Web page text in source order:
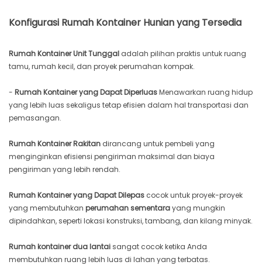
Konfigurasi Rumah Kontainer Hunian yang Tersedia
Rumah Kontainer Unit Tunggal adalah pilihan praktis untuk ruang
tamu, rumah kecil, dan proyek perumahan kompak.
- Rumah Kontainer yang Dapat DiperluasMenawarkan ruang hidup
yang lebih luas sekaligus tetap efisien dalam hal transportasi dan
pemasangan.
Rumah Kontainer Rakitan dirancang untuk pembeli yang
menginginkan efisiensi pengiriman maksimal dan biaya
pengiriman yang lebih rendah.
Rumah Kontainer yang Dapat Dilepas cocok untuk proyek-proyek
yang membutuhkan perumahan sementarayang mungkin
dipindahkan, seperti lokasi konstruksi, tambang, dan kilang minyak.
Rumah kontainer dua lantaisangat cocok ketika Anda
membutuhkan ruang lebih luas di lahan yang terbatas.